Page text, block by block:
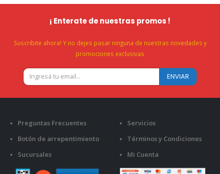
¡ Enterate de nuestras promos !
Suscribite ahora! Y no dejes pasar ninguna de nuestras novedades y
promociones exclusivas
Preguntas Frecuentes
Botón de arrepentimiento
Sucursales
Servicios
Términos y Condiciones
Mi Cuenta